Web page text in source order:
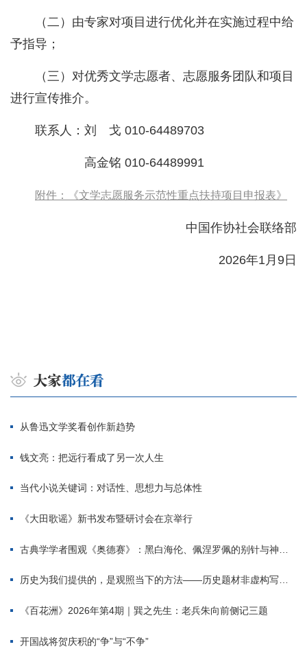
（二）由专家对项目进行优化并在实施过程中给
予指导；
（三）对优秀文学志愿者、志愿服务团队和项目
进行宣传推介。
联系人：刘 戈 010-64489703
高金铭 010-64489991
附件：《文学志愿服务示范性重点扶持项目申报表》
中国作协社会联络部
2026年1月9日
从鲁迅文学奖看创作新趋势
钱文亮：把远行看成了另一次人生
当代小说关键词：对话性、思想力与总体性
《大田歌谣》新书发布暨研讨会在京举行
古典学学者围观《奥德赛》：黑白海伦、佩涅罗佩的别针与神秘入侵者
历史为我们提供的，是观照当下的方法——历史题材非虚构写作多人谈
《百花洲》2026年第4期｜巽之先生：老兵朱向前侧记三题
开国战将贺庆积的“争”与“不争”